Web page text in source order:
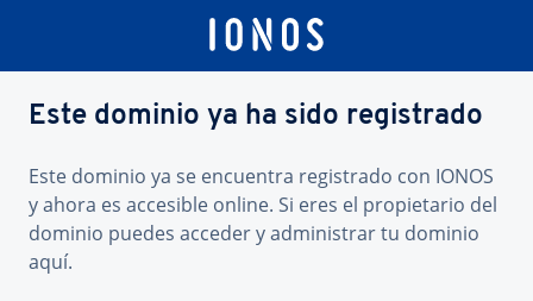
Este dominio ya ha sido registrado
Este dominio ya se encuentra registrado con IONOS
y ahora es accesible online. Si eres el propietario del
dominio puedes acceder y administrar tu dominio
aquí.